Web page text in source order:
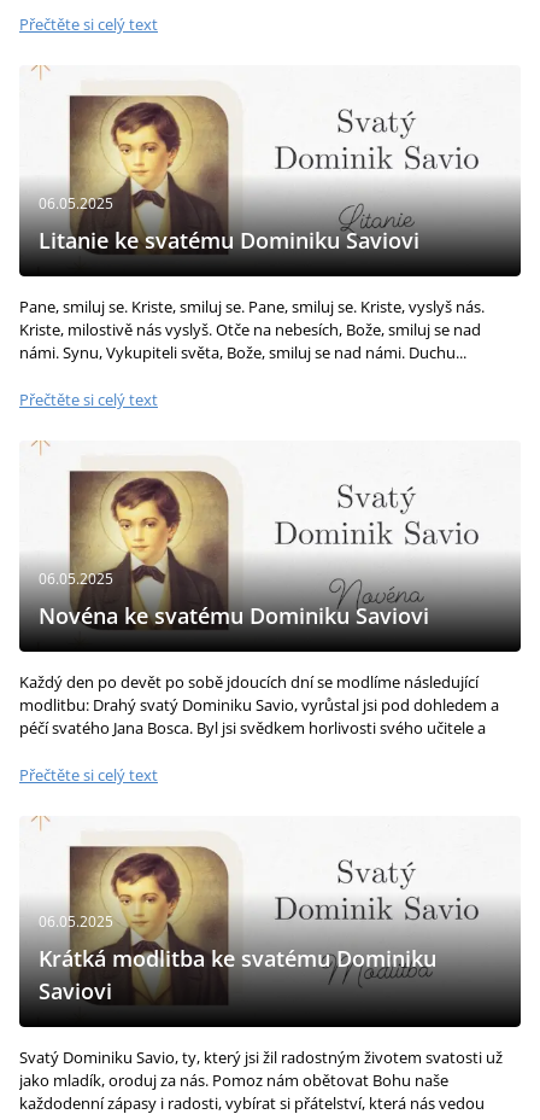
Přečtěte si celý text
06.05.2025
Litanie ke svatému Dominiku Saviovi
Pane, smiluj se. Kriste, smiluj se. Pane, smiluj se. Kriste, vyslyš nás.
Kriste, milostivě nás vyslyš. Otče na nebesích, Bože, smiluj se nad
námi. Synu, Vykupiteli světa, Bože, smiluj se nad námi. Duchu...
Přečtěte si celý text
06.05.2025
Novéna ke svatému Dominiku Saviovi
Každý den po devět po sobě jdoucích dní se modlíme následující
modlitbu: Drahý svatý Dominiku Savio, vyrůstal jsi pod dohledem a
péčí svatého Jana Bosca. Byl jsi svědkem horlivosti svého učitele a
Přečtěte si celý text
06.05.2025
Krátká modlitba ke svatému Dominiku
Saviovi
Svatý Dominiku Savio, ty, který jsi žil radostným životem svatosti už
jako mladík, oroduj za nás. Pomoz nám obětovat Bohu naše
každodenní zápasy i radosti, vybírat si přátelství, která nás vedou